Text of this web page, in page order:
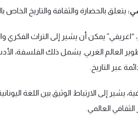
يتعلق بالحضارة والثقافة والتاريخ الخاص
“اغريقي” يمكن أن يشير إلى التراث
العالم الغربي. يشمل ذلك الفلسفة،
عبر التاريخ.
يشير إلى الارتباط الوثيق بين اللغة
العالمي.